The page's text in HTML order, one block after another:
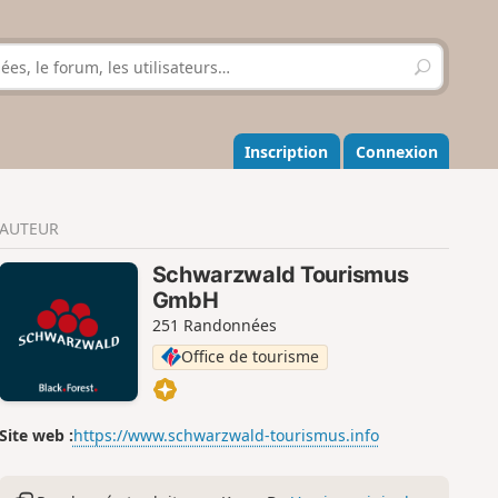
R
e
h
e
r
r
Inscription Connexion
AUTEUR
Schwarzwald Tourismus
GmbH
251 Randonnées
Office de tourisme
Site web :https://www.schwarzwald-tourismus.info